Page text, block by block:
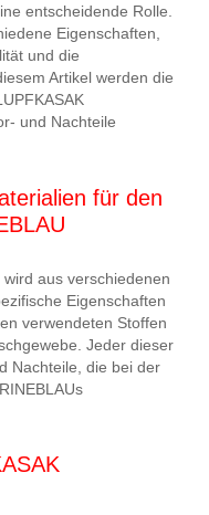
entscheidende Rolle.
Eigenschaften,
und die
Artikel werden die
und Nachteile
für den
wird aus verschiedenen
Eigenschaften
verwendeten Stoffen
Jeder dieser
Nachteile, die bei der